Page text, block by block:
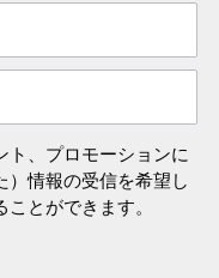
ト、プロモーションに
）情報の受信を希望し
とができます。